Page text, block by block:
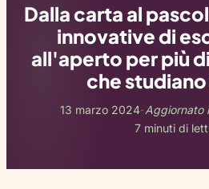
Dalla carta al
innovative di
all'aperto per più
che studiano
13 marzo 2024-Aggiornato
7 minuti di